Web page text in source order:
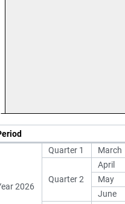
2026
Quarter 1 March
Quarter 2
April
May
June